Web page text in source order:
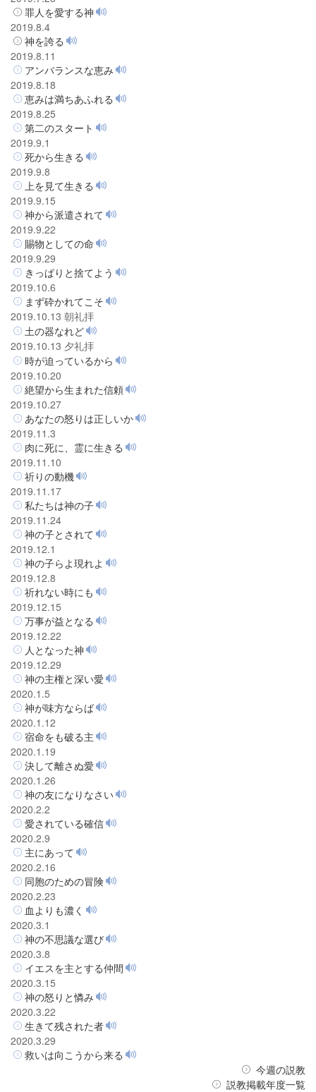
罪人を愛する神
2019.8.4
神を誇る
2019.8.11
アンバランスな恵み
2019.8.18
恵みは満ちあふれる
2019.8.25
第二のスタート
2019.9.1
死から生きる
2019.9.8
上を見て生きる
2019.9.15
神から派遣されて
2019.9.22
賜物としての命
2019.9.29
きっぱりと捨てよう
2019.10.6
まず砕かれてこそ
2019.10.13 朝礼拝
土の器なれど
2019.10.13 夕礼拝
時が迫っているから
2019.10.20
絶望から生まれた信頼
2019.10.27
あなたの怒りは正しいか
2019.11.3
肉に死に、霊に生きる
2019.11.10
祈りの動機
2019.11.17
私たちは神の子
2019.11.24
神の子とされて
2019.12.1
神の子らよ現れよ
2019.12.8
祈れない時にも
2019.12.15
万事が益となる
2019.12.22
人となった神
2019.12.29
神の主権と深い愛
2020.1.5
神が味方ならば
2020.1.12
宿命をも破る主
2020.1.19
決して離さぬ愛
2020.1.26
神の友になりなさい
2020.2.2
愛されている確信
2020.2.9
主にあって
2020.2.16
同胞のための冒険
2020.2.23
血よりも濃く
2020.3.1
神の不思議な選び
2020.3.8
イエスを主とする仲間
2020.3.15
神の怒りと憐み
2020.3.22
生きて残された者
2020.3.29
救いは向こうから来る
今週の説教
説教掲載年度一覧